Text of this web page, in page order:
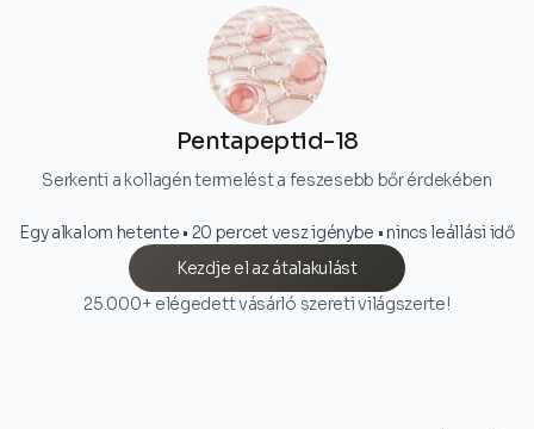
Pentapeptid-18
Serkenti a kollagén termelést a feszesebb bőr érdekében
Egy alkalom hetente • 20 percet vesz igénybe • nincs leállási idő
Kezdje el az átalakulást
25.000+ elégedett vásárló szereti világszerte!